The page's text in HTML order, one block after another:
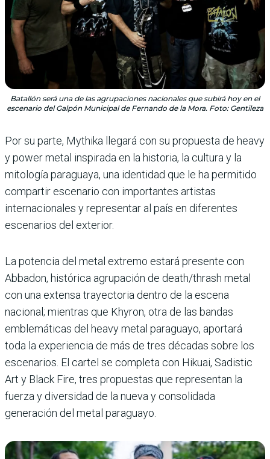
Batallón será una de las agrupaciones nacionales que subirá hoy en el
escenario del Galpón Municipal de Fernando de la Mora. Foto: Gentileza
Por su parte, Mythika llegará con su propuesta de heavy
y power metal inspirada en la historia, la cultura y la
mitología paraguaya, una identidad que le ha permitido
compartir escenario con importantes artistas
internacionales y representar al país en diferentes
escenarios del exterior.
La potencia del metal extremo estará presente con
Abbadon, histórica agrupación de death/thrash metal
con una extensa trayectoria dentro de la escena
nacional; mientras que Khyron, otra de las bandas
emblemáticas del heavy metal paraguayo, aportará
toda la experiencia de más de tres décadas sobre los
escenarios. El cartel se completa con Hikuai, Sadistic
Art y Black Fire, tres propuestas que representan la
fuerza y diversidad de la nueva y consolidada
generación del metal paraguayo.